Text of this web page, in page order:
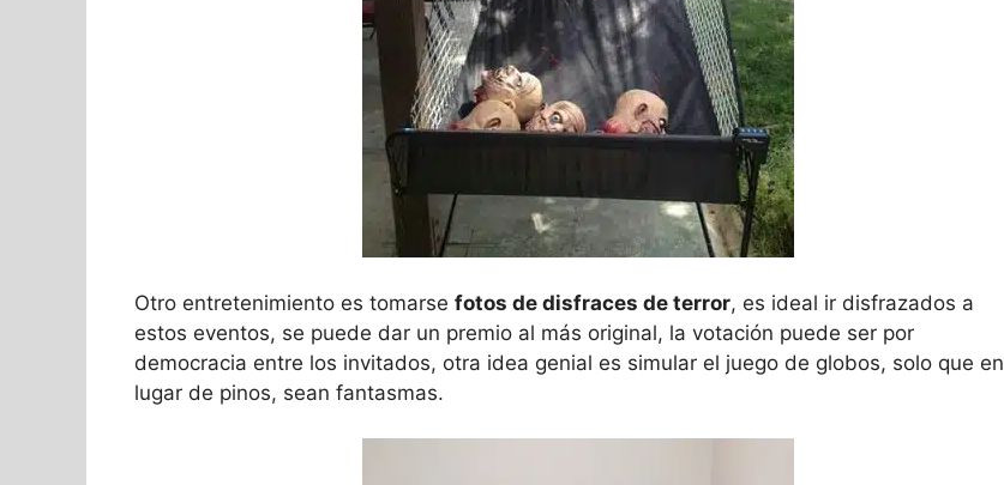
Otro entretenimiento es tomarse fotos de disfraces de terror, es ideal ir disfrazados a
estos eventos, se puede dar un premio al más original, la votación puede ser por
democracia entre los invitados, otra idea genial es simular el juego de globos, solo que en
lugar de pinos, sean fantasmas.